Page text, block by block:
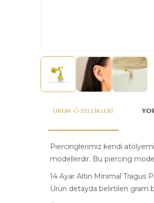
ÜRÜN ÖZELLIKLERI
Piercinglerimiz kendi
modellerdir. Bu piercing
14 Ayar Altın Minimal Tragus
Ürün detayda belirtilen gram